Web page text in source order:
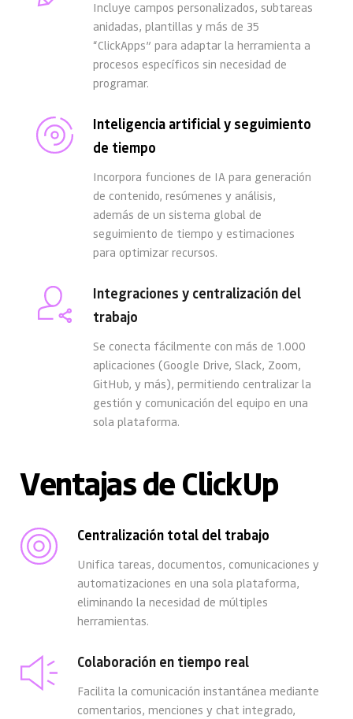
Incluye campos personalizados, subtareas
anidadas, plantillas y más de 35
“ClickApps” para adaptar la herramienta a
procesos específicos sin necesidad de
programar.
Inteligencia artificial y seguimiento
de tiempo
Incorpora funciones de IA para generación
de contenido, resúmenes y análisis,
además de un sistema global de
seguimiento de tiempo y estimaciones
para optimizar recursos.
Integraciones y centralización del
trabajo
Se conecta fácilmente con más de 1.000
aplicaciones (Google Drive, Slack, Zoom,
GitHub, y más), permitiendo centralizar la
gestión y comunicación del equipo en una
sola plataforma.
Ventajas de ClickUp
Centralización total del trabajo
Unifica tareas, documentos, comunicaciones y
automatizaciones en una sola plataforma,
eliminando la necesidad de múltiples
herramientas.
Colaboración en tiempo real
Facilita la comunicación instantánea mediante
comentarios, menciones y chat integrado,